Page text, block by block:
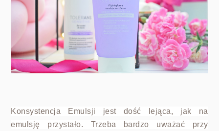
Konsystencja Emulsji jest dość lejąca, jak na
emulsję przystało. Trzeba bardzo uważać przy